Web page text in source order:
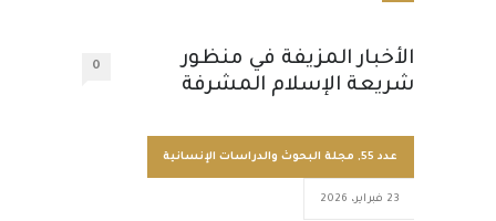
الأخبار المزيفة في منظور
شريعة الإسلام المشرفة
0
عدد 55 , مجلة البحوث والدراسات الإنسانية
23 فبراير، 2026